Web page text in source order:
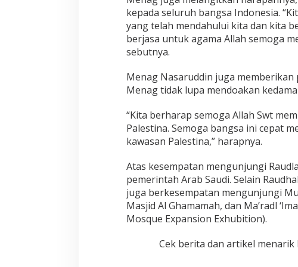
e
d
a
m
a
a
n
P
l
e
s
n
a
kepada seluruh bangsa Indonesia.
yang telah mendahului kita dan kita
berjasa untuk agama Allah semoga
sebutnya.
Menag Nasaruddin juga
Menag tidak lupa mendoakan
“Kita berharap semoga Allah Swt
Palestina. Semoga bangsa ini cepat
kawasan Palestina,” harapnya.
Atas kesempatan mengunjungi
pemerintah Arab Saudi. Selain
juga berkesempatan mengunjungi
Masjid Al Ghamamah, dan Ma’radl
Mosque Expansion Exhubition).
Cek berita dan artikel menarik